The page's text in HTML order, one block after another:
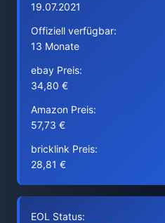
19.07.2021
Offiziell verfügbar:
13 Monate
ebay Preis:
34,80 €
Amazon Preis:
57,73 €
bricklink Preis:
28,81 €
EOL Status: